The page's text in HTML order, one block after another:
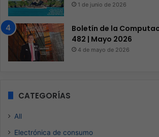
1 de junio de 2026
Boletín de la
482 | Mayo 2026
4 de mayo de 2026
CATEGORÍAS
All
Electrónica de consumo